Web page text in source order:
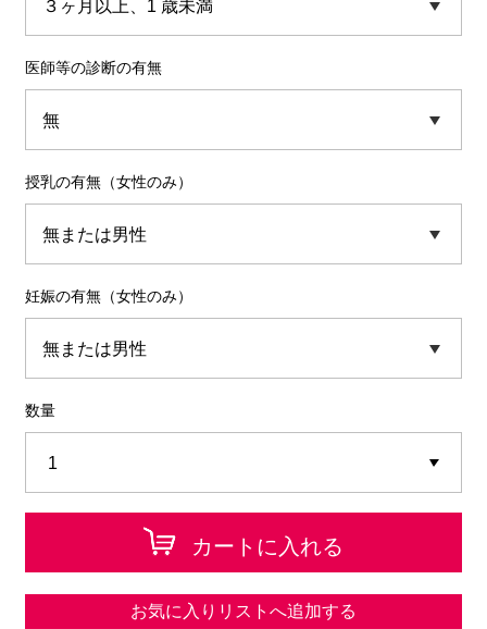
医師等の診断の有無
授乳の有無（女性のみ）
妊娠の有無（女性のみ）
数量
カートに入れる
お気に入りリストへ追加する